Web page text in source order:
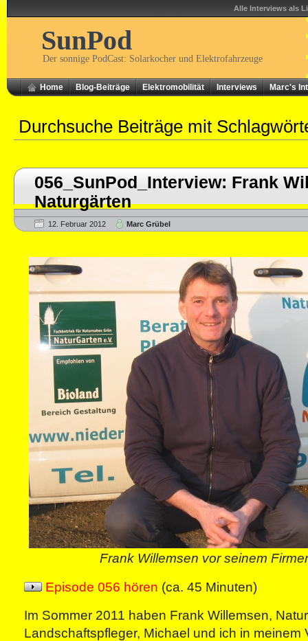
Alle Interviews als
SunPod
Der sonnige PodCast: Solarkocher und Elektrofahrzeuge
Home Blog-Beiträge Elektromobilität Interviews Marc's
Durchsuche Beiträge mit
056_SunPod_Interview: Frank
Naturgärten
12. Februar 2012 Marc Grübel
Frank Willemsen vor seinem
Episode 056 hören (ca. 45 Minuten)
Im Sommer 2011 haben Frank Willemsen,
Landschaftspfleger, Michael und ich in meinem